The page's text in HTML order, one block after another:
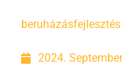
beruházásfejlesztés
2024.